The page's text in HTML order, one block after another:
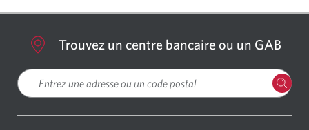
Trouvez un centre bancaire ou un GAB